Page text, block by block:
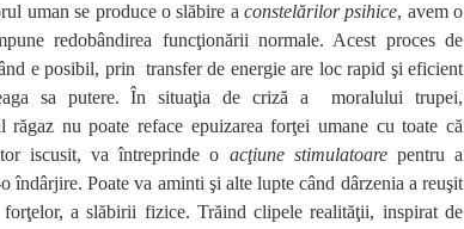
uman se produce o slăbire a constelărilor psihice, avem o
redobândirea funcţionării normale. Acest proces de
e posibil, prin transfer de energie are loc rapid şi eficient
sa putere. În situaţia de criză a
moralului trupei,
nu poate reface epuizarea forţei umane cu toate că
iscusit, va întreprinde o acţiune stimulatoarepentru a
îndârjire. Poate va aminti şi alte lupte când dârzenia a reuşit
a slăbirii fizice. Trăind clipele realităţii, inspirat de